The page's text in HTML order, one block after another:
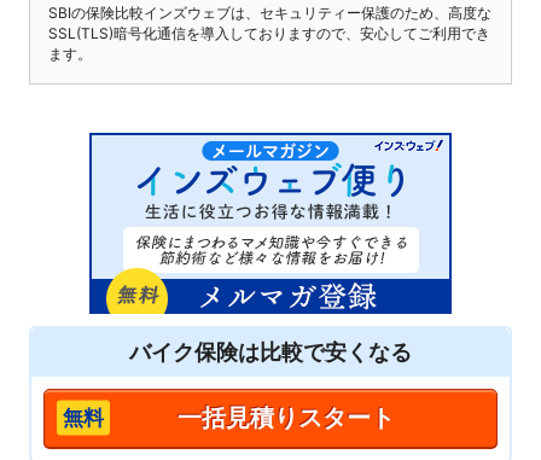
SBIの保険比較インズウェブは、セキュリティー保護のため、高度な
SSL(TLS)暗号化通信を導入しておりますので、安心してご利用でき
ます。
バイク保険は比較で安くなる
一括見積りスタート